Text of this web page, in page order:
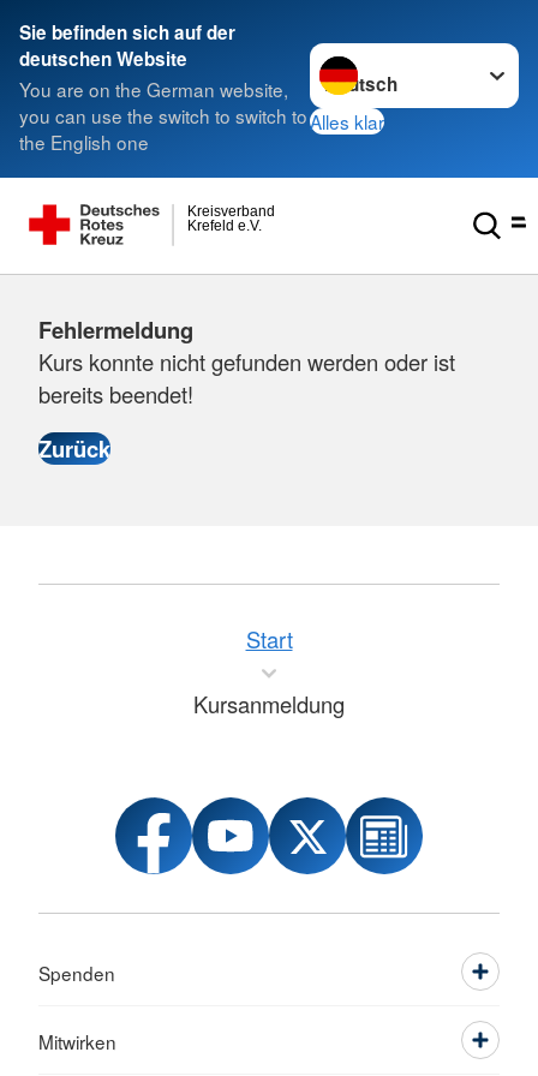
Sie befinden sich auf der
deutschen Website
You are on the German website,
you can use the switch to switch to
the English one
Sprache wechseln zu
Alles klar
Krefeld e.V.
Kreisverband
Fehlermeldung
Kurs konnte nicht gefunden werden oder ist
bereits beendet!
Start
Kursanmeldung
Spenden
Mitwirken